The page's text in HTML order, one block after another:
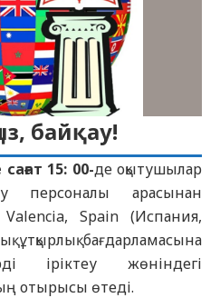
байқау!
15: 00-де оқытушылар
персоналы арасынан
Spain (Испания,
ұтқырлық бағдарламасына
іріктеу жөніндегі
отырысы өтеді.